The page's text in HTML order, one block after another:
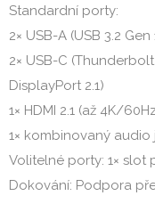
Standardní porty:
2× USB-A (USB 3.2
2× USB-C
DisplayPort 2.1)
1× HDMI 2.1 (až 4K/
1× kombinovaný audio
Volitelné porty: 1× slot
Dokování: Podpora